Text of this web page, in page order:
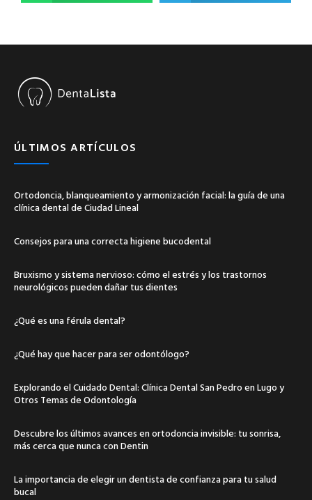
ÚLTIMOS ARTÍCULOS
Ortodoncia, blanqueamiento y armonización facial: la guía de una
clínica dental de Ciudad Lineal
Consejos para una correcta higiene bucodental
Bruxismo y sistema nervioso: cómo el estrés y los trastornos
neurológicos pueden dañar tus dientes
¿Qué es una férula dental?
¿Qué hay que hacer para ser odontólogo?
Explorando el Cuidado Dental: Clínica Dental San Pedro en Lugo y
Otros Temas de Odontología
Descubre los últimos avances en ortodoncia invisible: tu sonrisa,
más cerca que nunca con Dentin
La importancia de elegir un dentista de confianza para tu salud
bucal